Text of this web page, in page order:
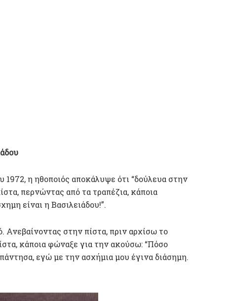
η ηθοποιός αποκάλυψε ότι “δούλευα στην
περνώντας από τα τραπέζια, κάποια
είναι η Βασιλειάδου!”.
στην πίστα, πριν αρχίσω το
κάποια φώναξε για την ακούσω: “Πόσο
εγώ με την ασχήμια μου έγινα διάσημη.